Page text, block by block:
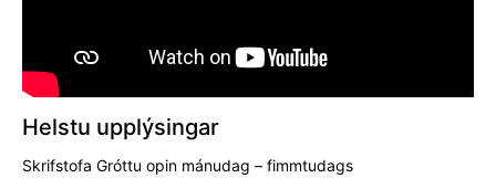
Helstu upplýsingar
Skrifstofa Gróttu opin mánudag – fimmtudags